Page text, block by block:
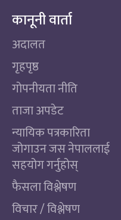
कानूनी वार्ता
अदालत
गृहपृष्ठ
गोपनीयता नीति
ताजा अपडेट
न्यायिक पत्रकारिता
जोगाउन जस नेपाललाई
सहयोग गर्नुहोस्
फैसला विश्लेषण
विचार / विश्लेषण